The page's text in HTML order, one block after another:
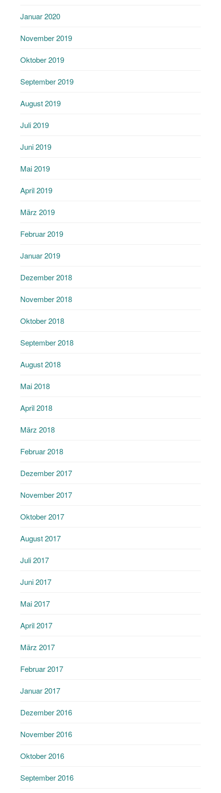
Januar 2020
November 2019
Oktober 2019
September 2019
August 2019
Juli 2019
Juni 2019
Mai 2019
April 2019
März 2019
Februar 2019
Januar 2019
Dezember 2018
November 2018
Oktober 2018
September 2018
August 2018
Mai 2018
April 2018
März 2018
Februar 2018
Dezember 2017
November 2017
Oktober 2017
August 2017
Juli 2017
Juni 2017
Mai 2017
April 2017
März 2017
Februar 2017
Januar 2017
Dezember 2016
November 2016
Oktober 2016
September 2016